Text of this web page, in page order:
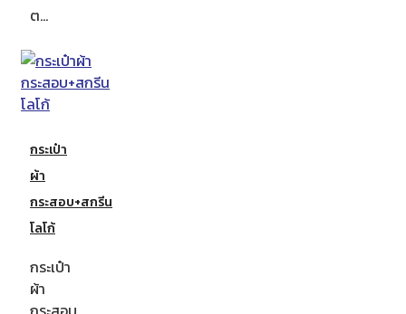
ต…
กระเป๋า
ผ้า
กระสอบ+สกรีน
โลโก้
กระเป๋า
ผ้า